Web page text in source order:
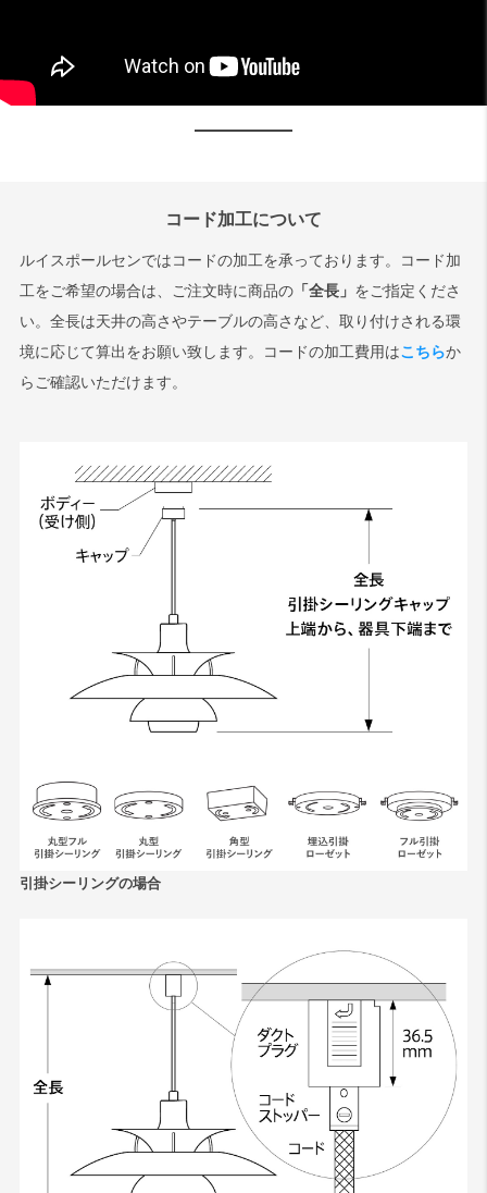
コード加工について
ルイスポールセンではコードの加工を承っております。コード加
工をご希望の場合は、ご注文時に商品の「全長」 をご指定くださ
い。全長は天井の高さやテーブルの高さなど、取り付けされる環
境に応じて算出をお願い致します。コードの加工費用はこちらか
らご確認いただけます。
引掛シーリングの場合